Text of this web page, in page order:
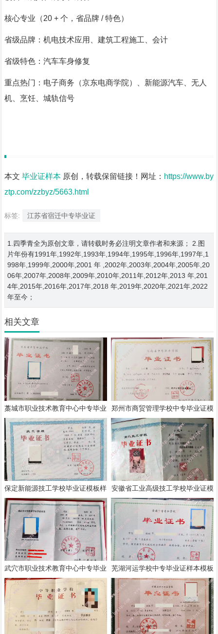
核心专业（20 + 个，省品牌 / 特色）
省级品牌：机电技术应用、建筑工程施工、会计
省级特色：汽车车身修复
重点热门：电子商务（京东电商学院）、新能源汽车、无人
机、烹饪、城轨信号
本文 毕业证样本原创，转载保留链接！网址： https://www.by
ztp.com/zzbyz/5663.html
标签: 江苏省宿迁中专毕业证
1.四季青全为原创文章，请转载时务必注明文章作者和来源； 2.图
片年份有1991年,1992年,1993年,1994年,1995年,1996年,1997年,1
998年,1999年,2000年,2001 年 ,2002年,2003年,2004年,2005年,20
06年,2007年,2008年,2009年,2010年,2011年,2012年,2013 年,201
4年,2015年,2016年,2017年,2018 年,2019年,2020年,2021年,2022
年至今；
相关文章
藁城市职业技术教育中心中专毕业
证模板样本
郑州市商贸管理学校中专毕业证模
板样本
保定新能源技工学校毕业证模板样
本
安徽省工业高级技工学校毕业证模
板样本
武穴市职业技术教育中心中专毕业
证样本模板
芜湖河运学校中专毕业证样本模板